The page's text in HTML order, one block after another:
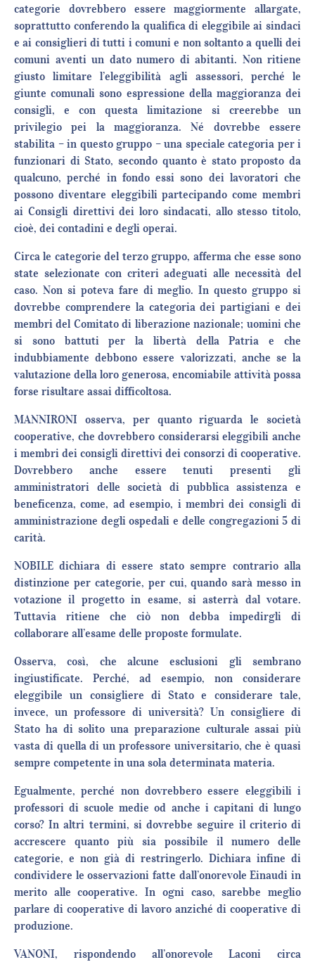
categorie dovrebbero essere maggiormente allargate,
soprattutto conferendo la qualifica di eleggibile ai sindaci
e ai consiglieri di tutti i comuni e non soltanto a quelli dei
comuni aventi un dato numero di abitanti. Non ritiene
giusto limitare l’eleggibilità agli assessori, perché le
giunte comunali sono espressione della maggioranza dei
consigli, e con questa limitazione si creerebbe un
privilegio pei la maggioranza. Né dovrebbe essere
stabilita – in questo gruppo – una speciale categoria per i
funzionari di Stato, secondo quanto è stato proposto da
qualcuno, perché in fondo essi sono dei lavoratori che
possono diventare eleggibili partecipando come membri
ai Consigli direttivi dei loro sindacati, allo stesso titolo,
cioè, dei contadini e degli operai.
Circa le categorie del terzo gruppo, afferma che esse sono
state selezionate con criteri adeguati alle necessità del
caso. Non si poteva fare di meglio. In questo gruppo si
dovrebbe comprendere la categoria dei partigiani e dei
membri del Comitato di liberazione nazionale; uomini che
si sono battuti per la libertà della Patria e che
indubbiamente debbono essere valorizzati, anche se la
valutazione della loro generosa, encomiabile attività possa
forse risultare assai difficoltosa.
MANNIRONI osserva, per quanto riguarda le società
cooperative, che dovrebbero considerarsi eleggibili anche
i membri dei consigli direttivi dei consorzi di cooperative.
Dovrebbero anche essere tenuti presenti gli
amministratori delle società di pubblica assistenza e
beneficenza, come, ad esempio, i membri dei consigli di
amministrazione degli ospedali e delle congregazioni 5 di
carità.
NOBILE dichiara di essere stato sempre contrario alla
distinzione per categorie, per cui, quando sarà messo in
votazione il progetto in esame, si asterrà dal votare.
Tuttavia ritiene che ciò non debba impedirgli di
collaborare all’esame delle proposte formulate.
Osserva, così, che alcune esclusioni gli sembrano
ingiustificate. Perché, ad esempio, non considerare
eleggibile un consigliere di Stato e considerare tale,
invece, un professore di università? Un consigliere di
Stato ha di solito una preparazione culturale assai più
vasta di quella di un professore universitario, che è quasi
sempre competente in una sola determinata materia.
Egualmente, perché non dovrebbero essere eleggibili i
professori di scuole medie od anche i capitani di lungo
corso? In altri termini, si dovrebbe seguire il criterio di
accrescere quanto più sia possibile il numero delle
categorie, e non già di restringerlo. Dichiara infine di
condividere le osservazioni fatte dall’onorevole Einaudi in
merito alle cooperative. In ogni caso, sarebbe meglio
parlare di cooperative di lavoro anziché di cooperative di
produzione.
VANONI, rispondendo all’onorevole Laconi circa